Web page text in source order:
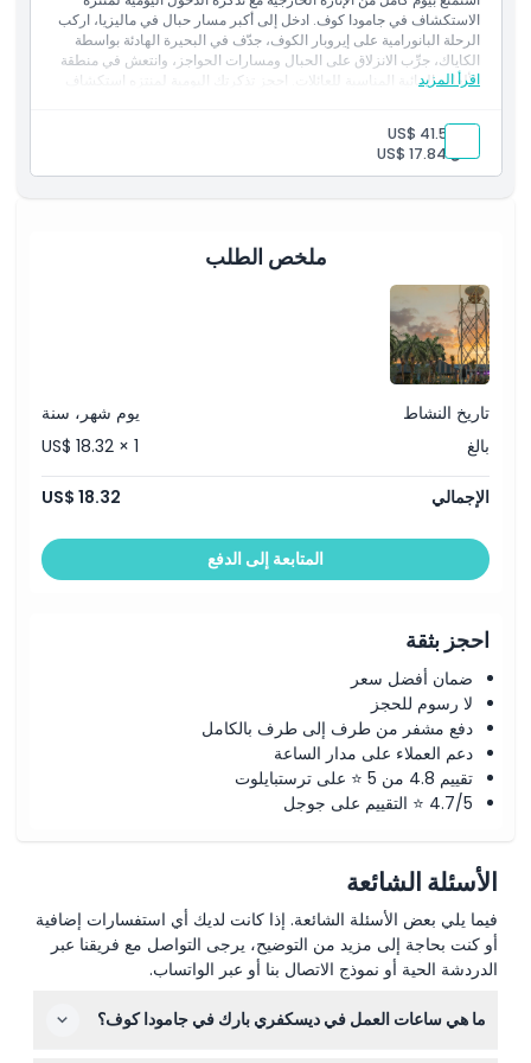
الاستكشاف في جامودا كوف. ادخل إلى أكبر مسار حبال في ماليزيا، اركب
الرحلة البانورامية على إيروبار الكوف، جدّف في البحيرة الهادئة بواسطة
الكاياك، جرِّب الانزلاق على الحبال ومسارات الحواجز، وانتعش في منطقة
الألعاب المائية المناسبة للعائلات. احجز تذكرتك اليومية لمنتزه استكشاف
سيلانجور.
اقرأ المزيد
المتضمنات
للبالغين:مسار الحبال غوسبمبس، كوڤ أيروبار، الرماية بالقوس،
بالغ:
US$ 41.53
طفل:US$ 17.84
ملخص الطلب
تاريخ النشاط
يوم شهر، سنة
بالغ
US$ 18.32 × 1
الإجمالي US$ 18.32
المتابعة إلى الدفع
احجز بثقة
ضمان أفضل سعر
لا رسوم للحجز
دفع مشفر من طرف إلى طرف بالكامل
دعم العملاء على مدار الساعة
تقييم 4.8 من 5 ⭐ على ترستبايلوت
4.7/5 ⭐ التقييم على جوجل
الأسئلة الشائعة
فيما يلي بعض الأسئلة الشائعة. إذا كانت لديك أي استفسارات إضافية
أو كنت بحاجة إلى مزيد من التوضيح، يرجى التواصل مع فريقنا عبر
الدردشة الحية أو نموذج الاتصال بنا أو عبر الواتساب.
ما هي ساعات العمل في ديسكفري بارك في جامودا كوف؟